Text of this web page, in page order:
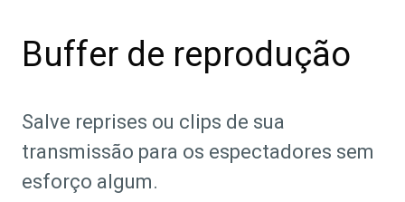
Buffer de reprodução
Salve reprises ou clips de sua
transmissão para os espectadores sem
esforço algum.